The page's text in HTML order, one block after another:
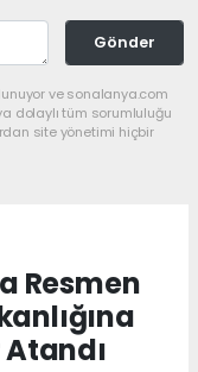
Gönder
ve sonalanya.com
dolaylı tüm sorumluluğu
site yönetimi hiçbir
Resmen